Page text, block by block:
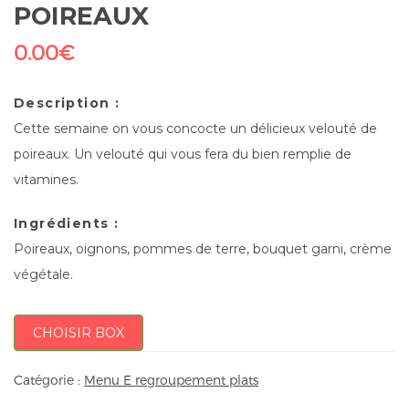
POIREAUX
0.00€
Description :
Cette semaine on vous concocte un délicieux velouté de
poireaux. Un velouté qui vous fera du bien remplie de
vitamines.
Ingrédients :
Poireaux, oignons, pommes de terre, bouquet garni, crème
végétale.
CHOISIR BOX
Catégorie : Menu E regroupement plats